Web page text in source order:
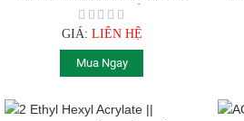
GIA THỰC PHẨM
GIÁ: LIÊN HỆ
Mua Ngay